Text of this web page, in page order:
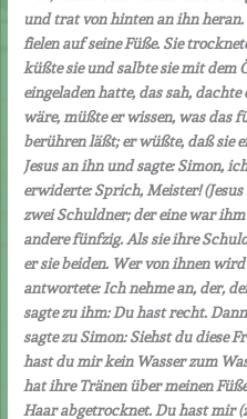
und trat von hinten an ihn
fielen auf seine Füße. Sie
küßte sie und salbte sie mit dem
eingeladen hatte, das sah,
wäre, müßte er wissen, was das
berühren läßt; er wüßte, daß sie
Jesus an ihn und sagte: Simon,
erwiderte: Sprich, Meister!
zwei Schuldner; der eine war
andere fünfzig. Als sie ihre
er sie beiden. Wer von ihnen
antwortete: Ich nehme an, der,
sagte zu ihm: Du hast recht.
sagte zu Simon: Siehst du diese
hast du mir kein Wasser zum
hat ihre Tränen über meinen
Haar abgetrocknet. Du hast mir